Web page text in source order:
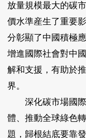
放量規模最大的碳
價水準産生了重要
分彰顯了中國積極
增進國際社會對中
解和支援，有助於
界。
深化碳市場國際
體、推動全球綠色
題，歸根結底要靠